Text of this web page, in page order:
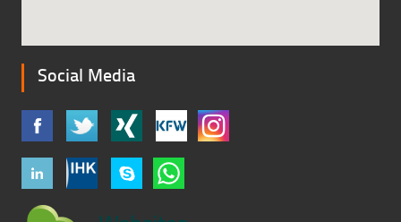
Social Media